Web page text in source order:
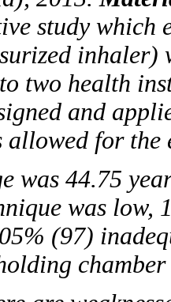
study which
two health
and
allowed for
was 44.75
was
(97)